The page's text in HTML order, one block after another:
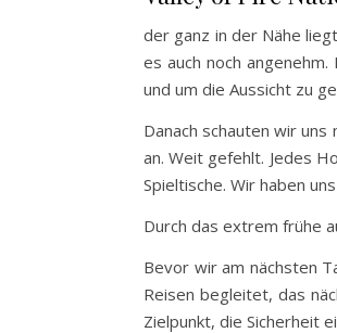
der ganz in der Nähe
es auch noch
und um die Aussicht zu
Danach schauten wir
an. Weit gefehlt. Jedes
Spieltische. Wir haben
Durch das extrem frühe
Bevor wir am nächsten
Reisen begleitet, das
Zielpunkt, die Sicherheit